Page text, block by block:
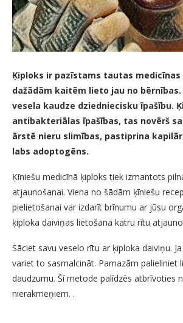
Ķiploks ir pazīstams tautas
dažādām kaitēm lieto jau no
vesela kaudze dziedniecisku īpašību.
antibakteriālas īpašības, tas novērš
ārstē nieru slimības, pastiprina
labs adoptogēns.
Ķīniešu medicīnā ķiploks tiek izmantots
atjaunošanai. Viena no šādām ķīniešu
pielietošanai var izdarīt brīnumu ar jūsu
ķiploka daiviņas lietošana katru rītu
Sāciet savu veselo rītu ar ķiploka daiviņu.
variet to sasmalcināt. Pamazām palieliniet
daudzumu. Šī metode palīdzēs atbrīvoties
nierakmeņiem. .